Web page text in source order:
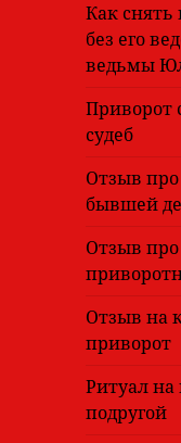
Как
без его
ведьмы
Приворот
судеб
Отзыв про
бывшей
Отзыв про
Отзыв на
приворот
Ритуал
подругой